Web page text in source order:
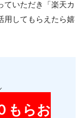
ていただき「楽天カ
用してもらえたら嬉
もらお